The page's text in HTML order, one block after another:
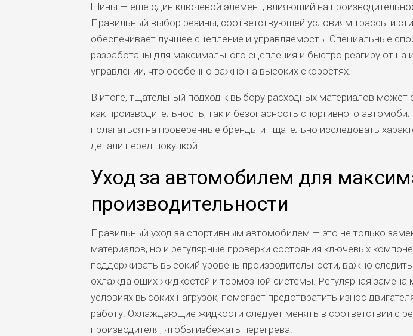
Шины — еще один ключевой элемент, влияющий на
Правильный выбор резины, соответствующей условиям трассы и
обеспечивает лучшее сцепление и управляемость. Специальные
разработаны для максимального сцепления и быстро реагируют на
управлении, что особенно важно на высоких скоростях.
В итоге, тщательный подход к выбору расходных материалов может
как производительность, так и безопасность спортивного
полагаться на проверенные бренды и тщательно исследовать
детали перед покупкой.
Уход за автомобилем для
производительности
Правильный уход за спортивным автомобилем — это не только
материалов, но и регулярные проверки состояния ключевых
поддерживать высокий уровень производительности, важно
охлаждающих жидкостей и тормозной системы. Регулярная замена
условиях высоких нагрузок, помогает предотвратить износ
работу. Охлаждающие жидкости следует менять в соответствии с
производителя, чтобы избежать перегрева.